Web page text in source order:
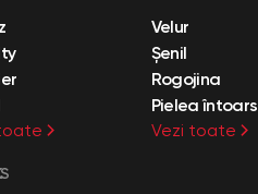
Velur
Șenil
Rogojina
Pielea
Vezi toate